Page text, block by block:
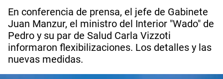
En conferencia de prensa, el jefe de Gabinete
Juan Manzur, el ministro del Interior "Wado" de
Pedro y su par de Salud Carla Vizzoti
informaron flexibilizaciones. Los detalles y las
nuevas medidas.